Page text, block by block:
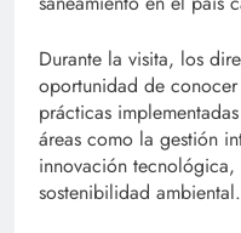
Durante la visita, los
oportunidad de
prácticas
áreas como la gestión
innovación
sostenibilidad ambiental.